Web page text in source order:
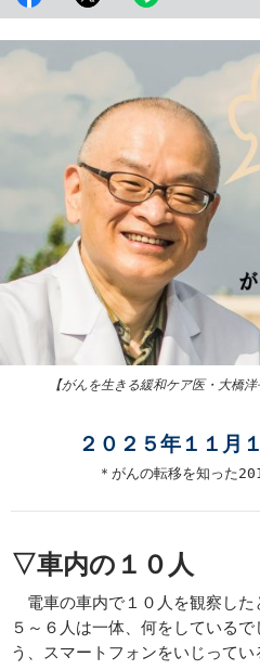
【がんを生きる緩和ケア医・大橋
２０２５年１１月
＊がんの転移を知った
▽車内の１０人
電車の車内で１０人を観察した
５～６人は一体、何をしている
う、スマートフォンをいじってい